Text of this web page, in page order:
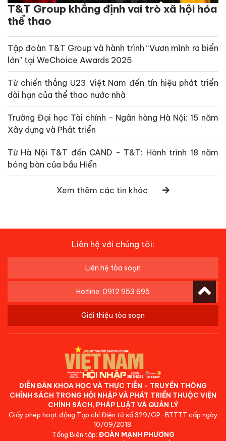
T&T Group khẳng định vai trò xã hội hóa
thể thao
Tập đoàn T&T Group và hành trình “Vươn mình ra biển
lớn” tại WeChoice Awards 2025
Từ chiến thắng U23 Việt Nam đến tín hiệu phát triển
dài hạn của thể thao nước nhà
Trường Đại học Tài chính - Ngân hàng Hà Nội: 15 năm
Xây dựng và Phát triển
Từ Hà Nội T&T đến CAND - T&T: Hành trình 18 năm
bóng bàn của bầu Hiển
Xem thêm các tin khác
Liên hệ với chúng tôi:
Liên hệ tòa soạn
Hotline: 0912 953 695
Giới thiệu tòa soạn
DIỄN ĐÀN KHOA HỌC VÀ THỰC TIỄN - TRUYỀN THÔNG
CHÍNH SÁCH TRONG HỘI NHẬP VÀ PHÁT TRIỂN THUỘC VIỆN
CHÍNH SÁCH, PHÁP LUẬT VÀ QUẢN LÝ
Giấy phép hoạt động Tạp chí Điện tử số 329/GP-BTTTT cấp ngày
10/09/2018.
Tổng Biên tập: ĐOÀN MẠNH PHƯƠNG